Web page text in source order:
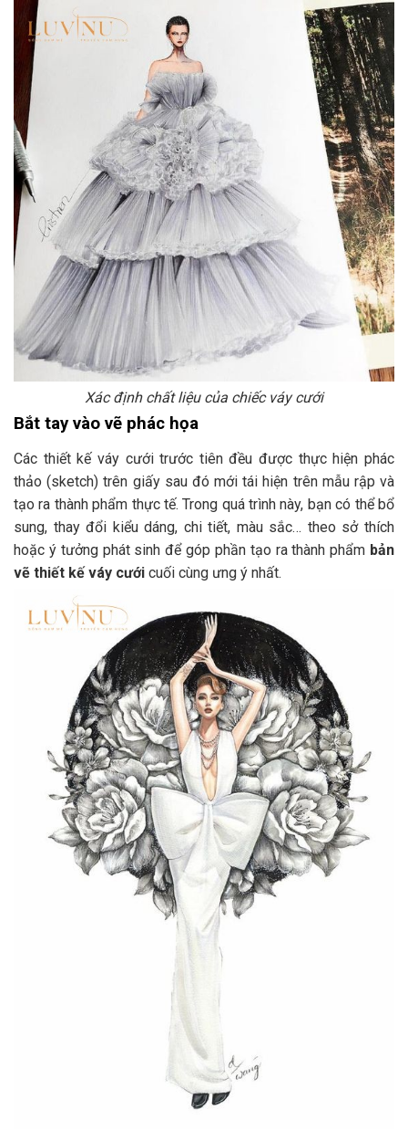
Xác định chất liệu của chiếc váy cưới
Bắt tay vào vẽ phác họa
Các thiết kế váy cưới trước tiên đều được thực hiện phác
thảo (sketch) trên giấy sau đó mới tái hiện trên mẫu rập và
tạo ra thành phẩm thực tế. Trong quá trình này, bạn có thể bổ
sung, thay đổi kiểu dáng, chi tiết, màu sắc… theo sở thích
hoặc ý tưởng phát sinh để góp phần tạo ra thành phẩm bản
vẽ thiết kế váy cưới cuối cùng ưng ý nhất.